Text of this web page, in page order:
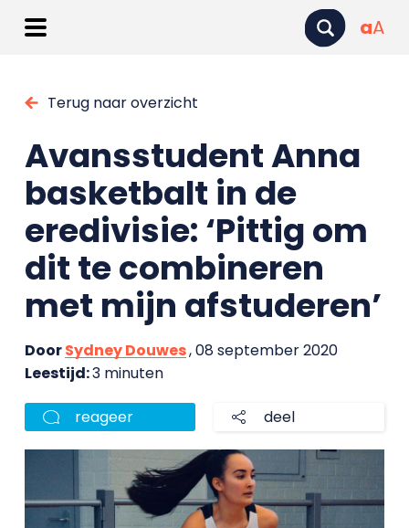
aA
Terug naar overzicht
Avansstudent Anna
basketbalt in de
eredivisie: ‘Pittig om
dit te combineren
met mijn afstuderen’
DoorSydney Douwes, 08 september 2020
Leestijd:3 minuten
reageer deel